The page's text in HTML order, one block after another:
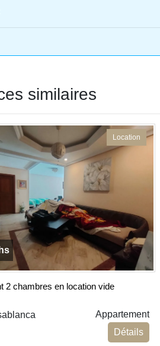
similaires
Location
2 chambres en location vide
Appartement
Détails